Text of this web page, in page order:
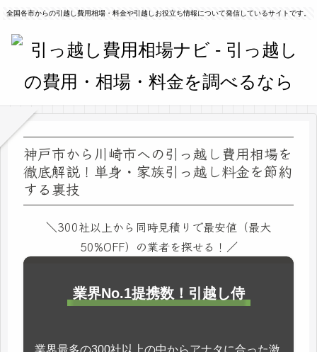
全国各市からの引越し費用相場・料金や引越しお役立ち情報について発信しているサイトです。
神戸市から川崎市への引っ越し費用相場を
徹底解説！単身・家族引っ越し料金を節約
する裏技
＼300社以上から同時見積りで最安値（最大
50%OFF）の業者を探せる！／
業界No.1提携数！引越し侍
業界最多の300社以上の中からアナタに合った激